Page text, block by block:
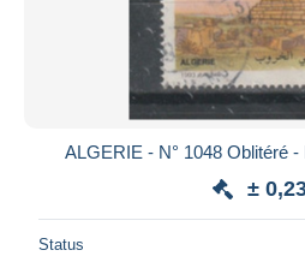
ALGERIE - N° 1048 Oblitéré
±
Status